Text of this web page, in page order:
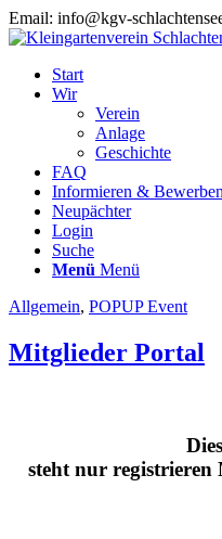
Email: info@kgv-
Start
Wir
Verein
Anlage
Geschichte
FAQ
Informieren & Bewerben
Neupächter
Login
Suche
Menü Menü
Allgemein, POPUP Event
Mitglieder Portal
steht nur